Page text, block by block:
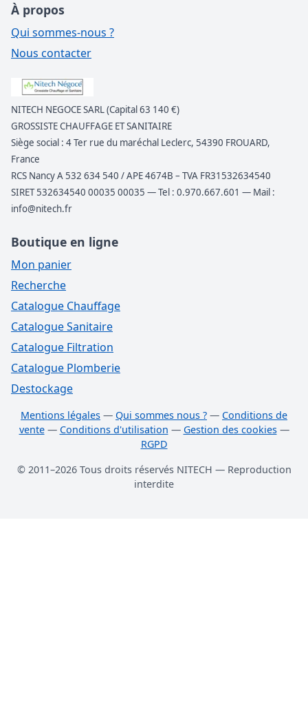
À propos
Qui sommes-nous ?
Nous contacter
NITECH NEGOCE SARL (Capital 63 140 €)
GROSSISTE CHAUFFAGE ET SANITAIRE
Siège social : 4 Ter rue du maréchal Leclerc, 54390 FROUARD,
France
RCS Nancy A 532 634 540 / APE 4674B – TVA FR31532634540
SIRET 532634540 00035 00035 — Tel : 0.970.667.601 — Mail :
info@nitech.fr
Boutique en ligne
Mon panier
Recherche
Catalogue Chauffage
Catalogue Sanitaire
Catalogue Filtration
Catalogue Plomberie
Destockage
Mentions légales — Qui sommes nous ? — Conditions de
vente— Conditions d'utilisation — Gestion des cookies—
RGPD
© 2011–2026 Tous droits réservés NITECH — Reproduction
interdite